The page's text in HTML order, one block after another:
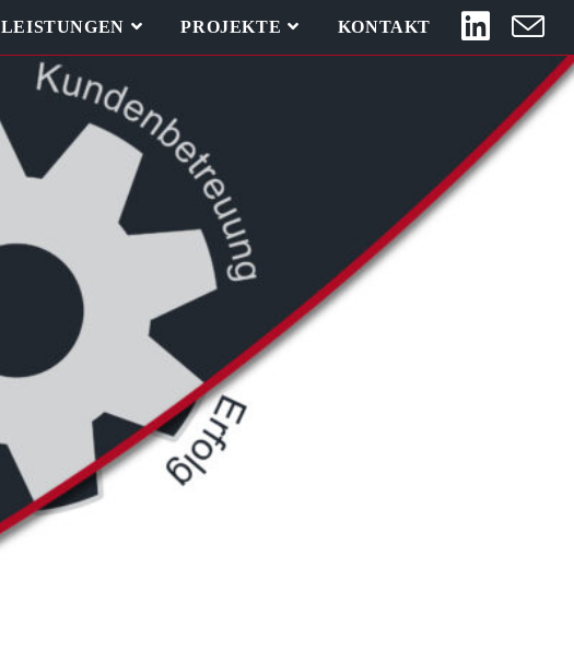
LEISTUNGEN PROJEKTE KONTAKT